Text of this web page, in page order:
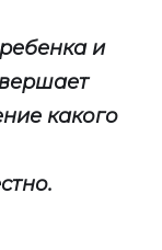
и
какого